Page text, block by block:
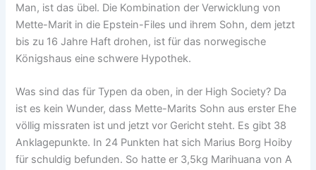
Man, ist das übel. Die Kombination der Verwicklung von
Mette-Marit in die Epstein-Files und ihrem Sohn, dem jetzt
bis zu 16 Jahre Haft drohen, ist für das norwegische
Königshaus eine schwere Hypothek.
Was sind das für Typen da oben, in der High Society? Da
ist es kein Wunder, dass Mette-Marits Sohn aus erster Ehe
völlig missraten ist und jetzt vor Gericht steht. Es gibt 38
Anklagepunkte. In 24 Punkten hat sich Marius Borg Hoiby
für schuldig befunden. So hatte er 3,5kg Marihuana von A